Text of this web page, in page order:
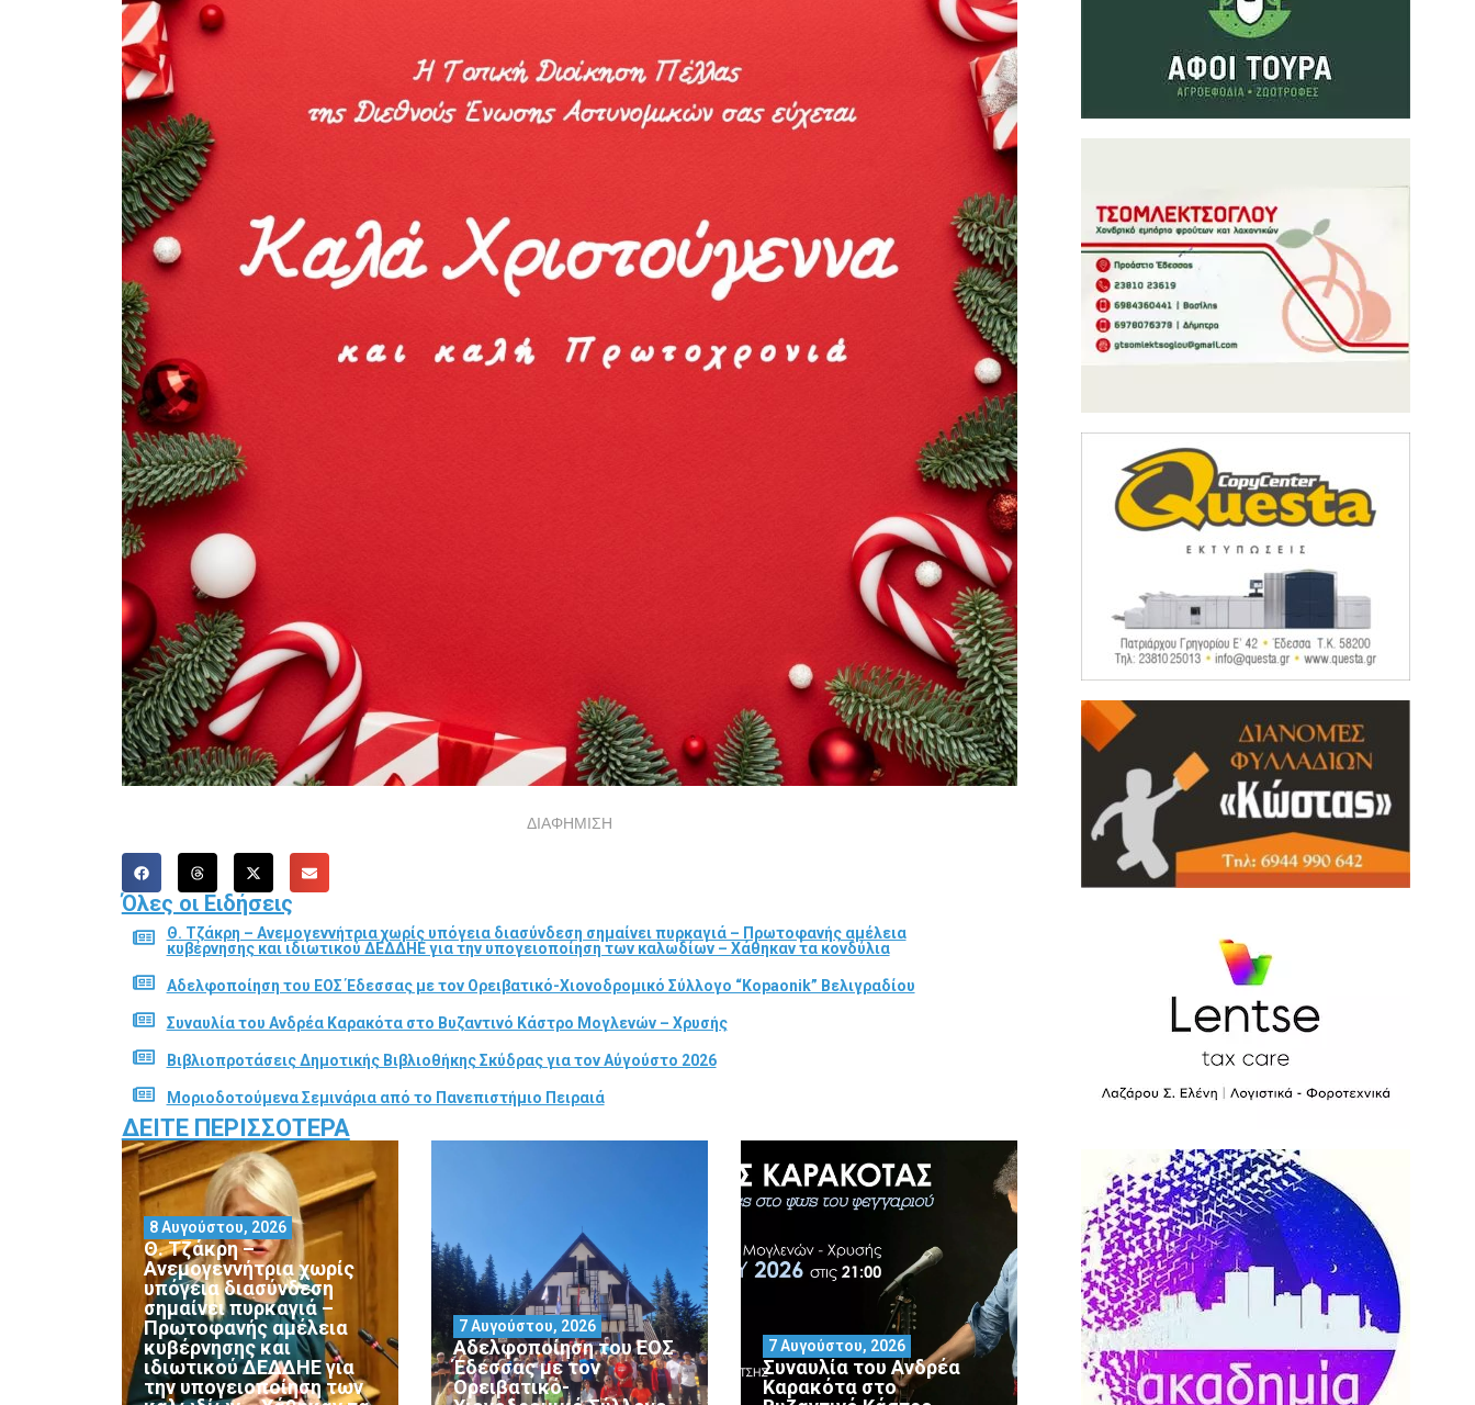
ΔΙΑΦΗΜΙΣΗ
Όλες οι Ειδήσεις
Θ. Τζάκρη – Ανεμογεννήτρια χωρίς υπόγεια διασύνδεση σημαίνει πυρκαγιά – Πρωτοφανής αμέλεια
κυβέρνησης και ιδιωτικού ΔΕΔΔΗΕ για την υπογειοποίηση των καλωδίων – Χάθηκαν τα κονδύλια
Αδελφοποίηση του ΕΟΣ Έδεσσας με τον Ορειβατικό-Χιονοδρομικό Σύλλογο “Kopaonik” Βελιγραδίου
Συναυλία του Ανδρέα Καρακότα στο Βυζαντινό Κάστρο Μογλενών – Χρυσής
Βιβλιοπροτάσεις Δημοτικής Βιβλιοθήκης Σκύδρας για τον Αύγούστο 2026
Μοριοδοτούμενα Σεμινάρια από το Πανεπιστήμιο Πειραιά
ΔΕΊΤΕ ΠΕΡΙΣΣΌΤΕΡΑ
Θ. Τζάκρη –
Ανεμογεννήτρια χωρίς
υπόγεια διασύνδεση
σημαίνει πυρκαγιά –
Πρωτοφανής αμέλεια
κυβέρνησης και
ιδιωτικού ΔΕΔΔΗΕ για
την υπογειοποίηση των
8 Αυγούστου, 2026
Αδελφοποίηση του ΕΟΣ
Έδεσσας με τον
Ορειβατικό-
7 Αυγούστου, 2026
Συναυλία του Ανδρέα
Καρακότα στο
7 Αυγούστου, 2026